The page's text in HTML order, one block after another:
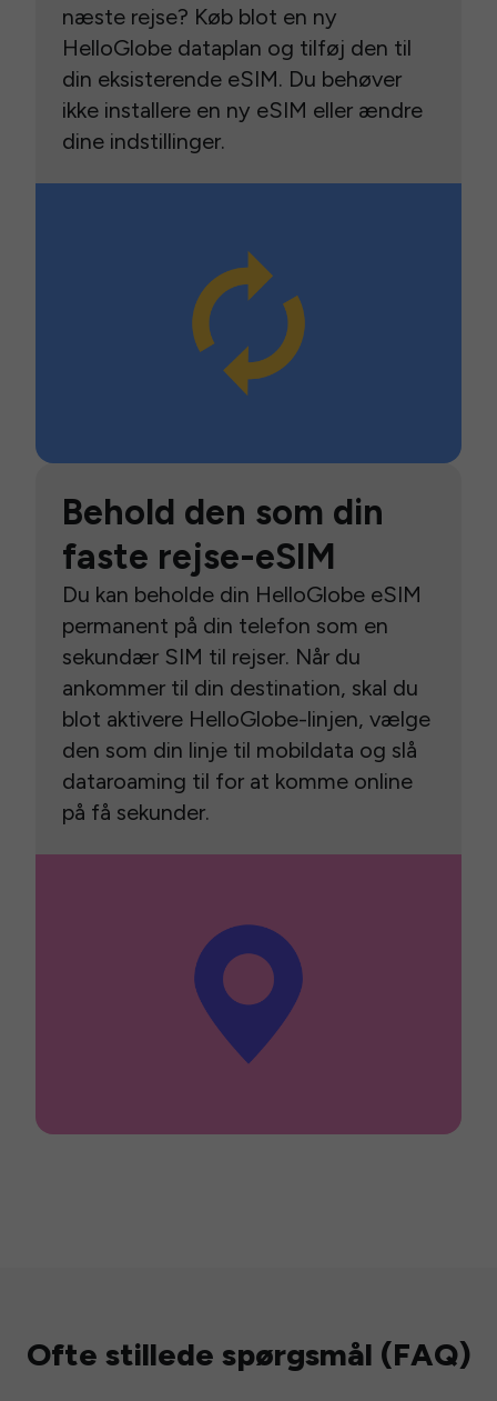
næste rejse? Køb blot en ny
HelloGlobe dataplan og tilføj den til
din eksisterende eSIM. Du behøver
ikke installere en ny eSIM eller ændre
dine indstillinger.
Behold den som din
faste rejse-eSIM
Du kan beholde din HelloGlobe eSIM
permanent på din telefon som en
sekundær SIM til rejser. Når du
ankommer til din destination, skal du
blot aktivere HelloGlobe-linjen, vælge
den som din linje til mobildata og slå
dataroaming til for at komme online
på få sekunder.
Ofte stillede spørgsmål (FAQ)